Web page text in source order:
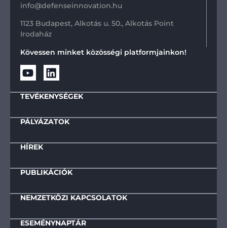
info@defenseinnovation.hu
1123 Budapest, Alkotás u. 50., Alkotás Point
Irodaház
Kövessen minket közösségi platformjainkon!
TEVÉKENYSÉGEK
PÁLYÁZATOK
HÍREK
PUBLIKÁCIÓK
NEMZETKÖZI KAPCSOLATOK
ESEMÉNYNAPTÁR